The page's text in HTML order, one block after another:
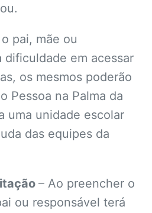
pai, mãe ou
dificuldade em acessar
os mesmos poderão
Pessoa na Palma da
uma unidade escolar
das equipes da
– Ao preencher o
ou responsável terá